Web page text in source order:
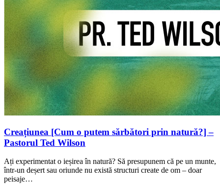
Creațiunea [Cum o putem sărbători prin natură?] –
Pastorul Ted Wilson
Ați experimentat o ieșirea în natură? Să presupunem că pe un munte,
într-un deșert sau oriunde nu există structuri create de om – doar
peisaje…